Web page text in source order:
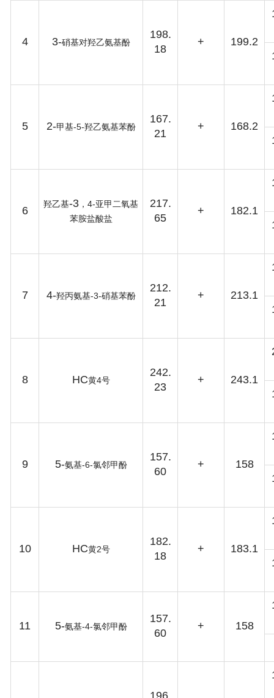
4 3-硝基对羟乙氨基酚
198.
18
+ 199.2
5 2-甲基-5-羟乙氨基苯酚
167.
21
+ 168.2
6
羟乙基-3 ，4-亚甲二氧基
苯胺盐酸盐
217.
65
+ 182.1
7 4-羟丙氨基-3-硝基苯酚
212.
21
+ 213.1
8 HC黄4号
242.
23
+ 243.1
9 5-氨基-6-氯邻甲酚
157.
60
+ 158
10 HC黄2号
182.
18
+ 183.1
11 5-氨基-4-氯邻甲酚
157.
60
+ 158